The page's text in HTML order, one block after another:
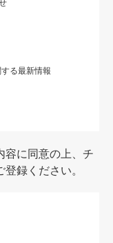
る最新情報
容に同意の上、チ
録ください。